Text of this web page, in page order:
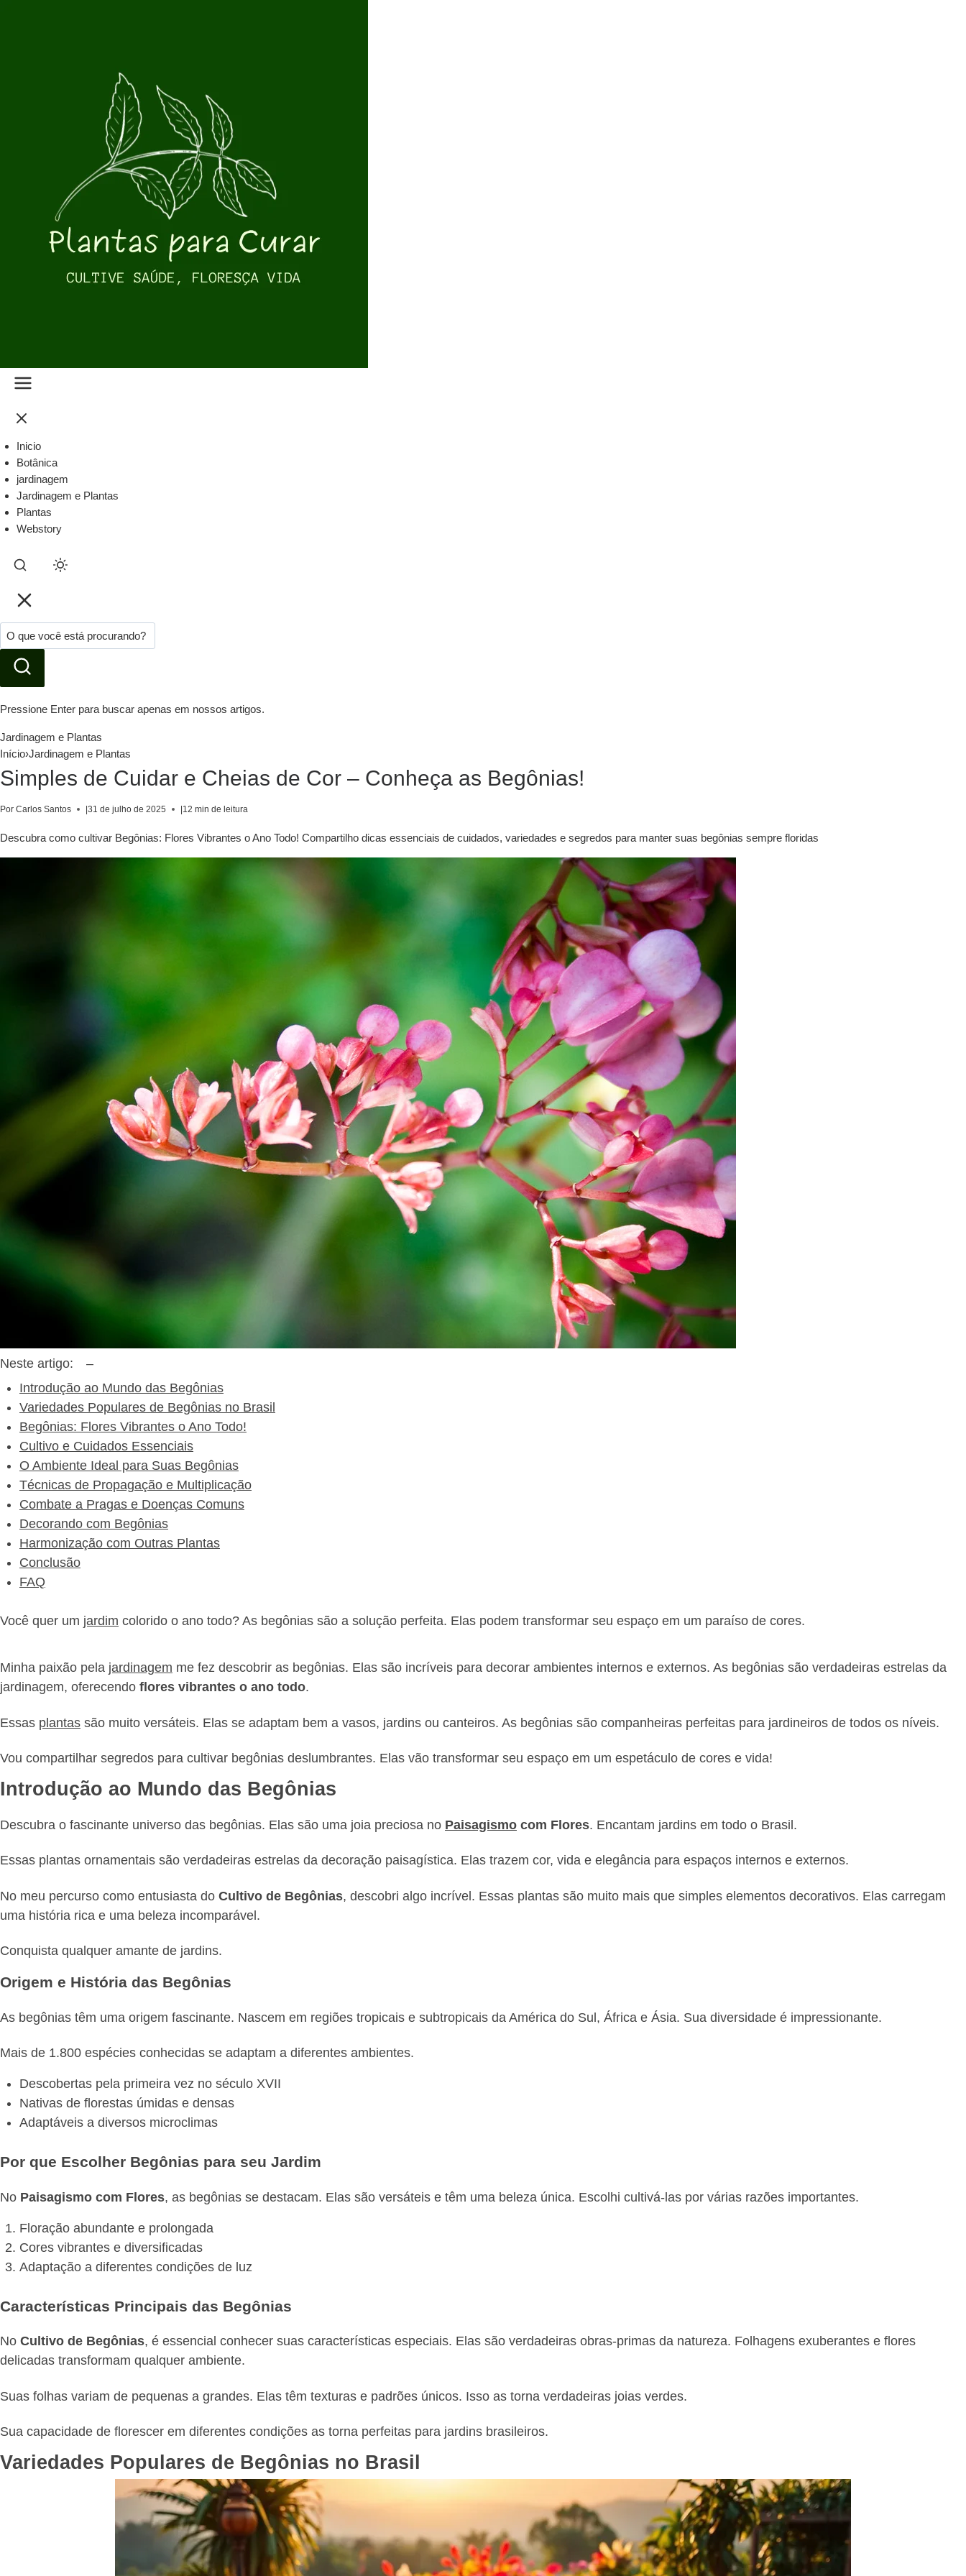
Inicio
Botânica
jardinagem
Jardinagem e Plantas
Plantas
Webstory
Pressione Enter para buscar apenas em nossos artigos.
Jardinagem e Plantas
Início›Jardinagem e Plantas
Simples de Cuidar e Cheias de Cor – Conheça as Begônias!
Por Carlos Santos |31 de julho de 2025 |12 min de leitura
Descubra como cultivar Begônias: Flores Vibrantes o Ano Todo! Compartilho dicas essenciais de cuidados, variedades e segredos para manter suas begônias sempre floridas
Neste artigo:
–
Introdução ao Mundo das Begônias
Variedades Populares de Begônias no Brasil
Begônias: Flores Vibrantes o Ano Todo!
Cultivo e Cuidados Essenciais
O Ambiente Ideal para Suas Begônias
Técnicas de Propagação e Multiplicação
Combate a Pragas e Doenças Comuns
Decorando com Begônias
Harmonização com Outras Plantas
Conclusão
FAQ
Você quer um jardim colorido o ano todo? As begônias são a solução perfeita. Elas podem transformar seu espaço em um paraíso de cores.
Minha paixão pela jardinagem me fez descobrir as begônias. Elas são incríveis para decorar ambientes internos e externos. As begônias são verdadeiras estrelas da
jardinagem, oferecendo flores vibrantes o ano todo.
Essas plantas são muito versáteis. Elas se adaptam bem a vasos, jardins ou canteiros. As begônias são companheiras perfeitas para jardineiros de todos os níveis.
Vou compartilhar segredos para cultivar begônias deslumbrantes. Elas vão transformar seu espaço em um espetáculo de cores e vida!
Introdução ao Mundo das Begônias
Descubra o fascinante universo das begônias. Elas são uma joia preciosa no Paisagismo com Flores. Encantam jardins em todo o Brasil.
Essas plantas ornamentais são verdadeiras estrelas da decoração paisagística. Elas trazem cor, vida e elegância para espaços internos e externos.
No meu percurso como entusiasta do Cultivo de Begônias, descobri algo incrível. Essas plantas são muito mais que simples elementos decorativos. Elas carregam
uma história rica e uma beleza incomparável.
Conquista qualquer amante de jardins.
Origem e História das Begônias
As begônias têm uma origem fascinante. Nascem em regiões tropicais e subtropicais da América do Sul, África e Ásia. Sua diversidade é impressionante.
Mais de 1.800 espécies conhecidas se adaptam a diferentes ambientes.
Descobertas pela primeira vez no século XVII
Nativas de florestas úmidas e densas
Adaptáveis a diversos microclimas
Por que Escolher Begônias para seu Jardim
No Paisagismo com Flores, as begônias se destacam. Elas são versáteis e têm uma beleza única. Escolhi cultivá-las por várias razões importantes.
Floração abundante e prolongada
Cores vibrantes e diversificadas
Adaptação a diferentes condições de luz
Características Principais das Begônias
No Cultivo de Begônias, é essencial conhecer suas características especiais. Elas são verdadeiras obras-primas da natureza. Folhagens exuberantes e flores
delicadas transformam qualquer ambiente.
Suas folhas variam de pequenas a grandes. Elas têm texturas e padrões únicos. Isso as torna verdadeiras joias verdes.
Sua capacidade de florescer em diferentes condições as torna perfeitas para jardins brasileiros.
Variedades Populares de Begônias no Brasil